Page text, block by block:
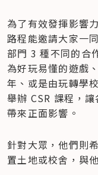
為了有效發揮影響
路程能邀請大家一
部門 3 種不同的合
為好玩易懂的遊戲
年、或是由玩轉學
舉辦 CSR 課程，
帶來正面影響。
針對大眾，他們則
置土地或校舍，與